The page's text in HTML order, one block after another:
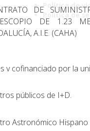
Política de
Política de
DE
DE 1.23
A.I.E. (CAHA)
públicos de I+D.
Astronómico